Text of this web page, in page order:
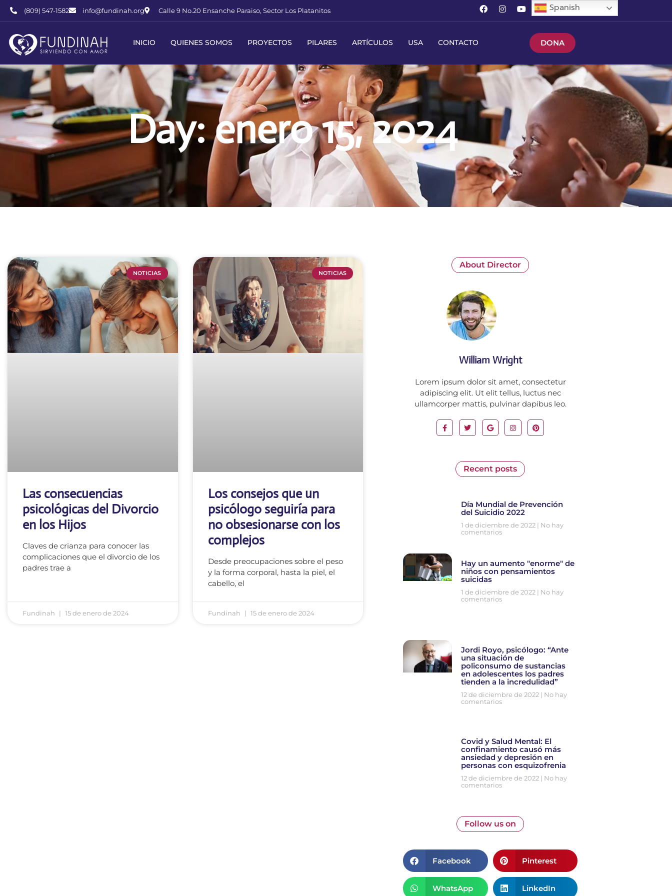
(809) 547-1582 info@fundinah.org Calle 9 No.20 Ensanche Paraiso, Sector Los Platanitos
INICIO QUIENES SOMOS PROYECTOS PILARES ARTÍCULOS USA CONTACTO DONA
Day: enero 15, 2024
NOTICIAS
Las consecuencias
psicológicas del Divorcio
en los Hijos
Claves de crianza para conocer las
complicaciones que el divorcio de los
padres trae a
Fundinah 15 de enero de 2024
NOTICIAS
Los consejos que un
psicólogo seguiría para
no obsesionarse con los
complejos
Desde preocupaciones sobre el peso
y la forma corporal, hasta la piel, el
cabello, el
Fundinah 15 de enero de 2024
About Director
William Wright
Lorem ipsum dolor sit amet, consectetur
adipiscing elit. Ut elit tellus, luctus nec
ullamcorper mattis, pulvinar dapibus leo.
Recent posts
Día Mundial de Prevención
del Suicidio 2022
1 de diciembre de 2022
No hay
comentarios
Hay un aumento "enorme" de
niños con pensamientos
suicidas
1 de diciembre de 2022
No hay
comentarios
Jordi Royo, psicólogo: “Ante
una situación de
policonsumo de sustancias
en adolescentes los padres
tienden a la incredulidad”
12 de diciembre de 2022
No hay
comentarios
Covid y Salud Mental: El
confinamiento causó más
ansiedad y depresión en
personas con esquizofrenia
12 de diciembre de 2022
No hay
comentarios
Follow us on
Facebook Pinterest
WhatsApp LinkedIn
Spanish